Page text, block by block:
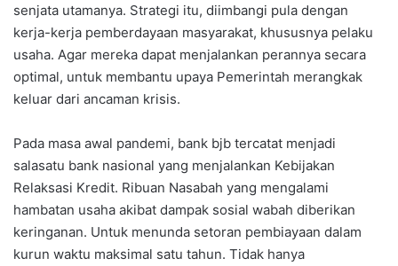
senjata utamanya. Strategi itu, diimbangi pula dengan
kerja-kerja pemberdayaan masyarakat, khususnya pelaku
usaha. Agar mereka dapat menjalankan perannya secara
optimal, untuk membantu upaya Pemerintah merangkak
keluar dari ancaman krisis.
Pada masa awal pandemi, bank bjb tercatat menjadi
salasatu bank nasional yang menjalankan Kebijakan
Relaksasi Kredit. Ribuan Nasabah yang mengalami
hambatan usaha akibat dampak sosial wabah diberikan
keringanan. Untuk menunda setoran pembiayaan dalam
kurun waktu maksimal satu tahun. Tidak hanya